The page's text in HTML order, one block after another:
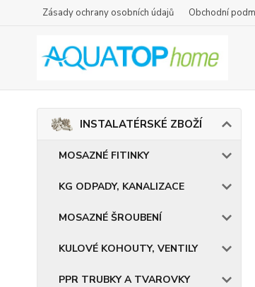
Zásady ochrany osobních údajů Obchodní
INSTALATÉRSKÉ ZBOŽÍ
MOSAZNÉ FITINKY
KG ODPADY, KANALIZACE
MOSAZNÉ ŠROUBENÍ
KULOVÉ KOHOUTY, VENTILY
PPR TRUBKY A TVAROVKY